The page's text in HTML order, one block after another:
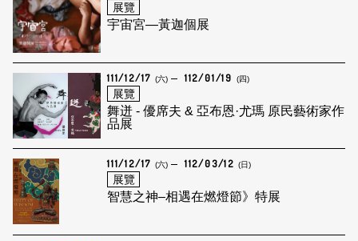
展覽
宇宙宮—黃迦個展
111/12/17 (六) 112/01/19 (四)
展覽
舞迸 - 優席夫 & 亞布恩·尤瑪 原民藝術家作
品展
111/12/17 (六) 112/03/12 (日)
展覽
智慧之神–相遇在燃燈節》特展